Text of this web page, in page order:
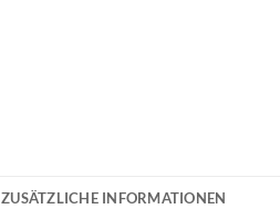
ZUSÄTZLICHE INFORMATIONEN